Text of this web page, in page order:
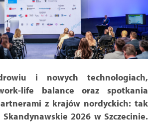
i nowych technologiach,
life balance oraz spotkania
z krajów nordyckich: tak
2026 w Szczecinie.